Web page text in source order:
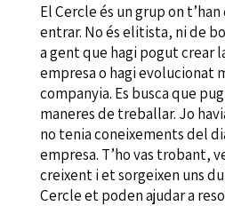
El Cercle és un grup on
entrar. No és elitista, ni de
a gent que hagi pogut crear
empresa o hagi evolucionat
companyia. Es busca que
maneres de treballar. Jo
no tenia coneixements del
empresa. T’ho vas trobant,
creixent i et sorgeixen uns
Cercle et poden ajudar a